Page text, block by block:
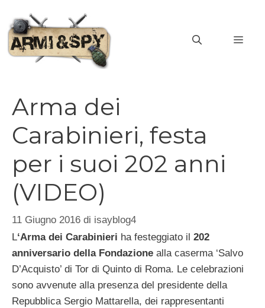
contenuto
Arma dei
Carabinieri, festa
per i suoi 202 anni
(VIDEO)
11 Giugno 2016 di isayblog4
L‘Arma dei Carabinieri ha festeggiato il 202
anniversario della Fondazione alla caserma ‘Salvo
D’Acquisto’ di Tor di Quinto di Roma. Le celebrazioni
sono avvenute alla presenza del presidente della
Repubblica Sergio Mattarella, dei rappresentanti